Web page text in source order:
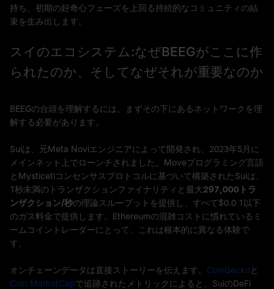
持ち、初期の好奇心フェーズを上回る持続的なコミュニティの結
束を生み出します。
スイのエコシステム:なぜBEEGがここに作
られたのか、そしてなぜそれが重要なのか
BEEGの台頭を理解するには、まずその下にあるネットワークを理
解する必要があります。
Suiは、元Meta Noviエンジニアによって開発され、2023年5月に
メインネット上でローンチされました。Moveプログラミング言語
とMysticetiコンセンサスプロトコルに基づいて構築されたSuiは、
1秒未満のトランザクションファイナリティと最大297,000トラ
ンザクション/秒の理論スループットを提供し、すべて$0.0 1以下
のガス料金で提供します。Ethereumの混雑コストに慣れているミ
ームコイントレーダーにとって、これは根本的に異なる体験で
す。
オンチェーンデータは直接ストーリーを伝えます。 CoinGeckoと
Coin MarketCapで追跡されたメトリックによると、SuiのDeFi